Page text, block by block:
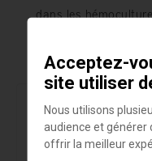
dans les
Acceptez-
site utiliser
Nous utilisons
audience et générer
offrir la meilleur